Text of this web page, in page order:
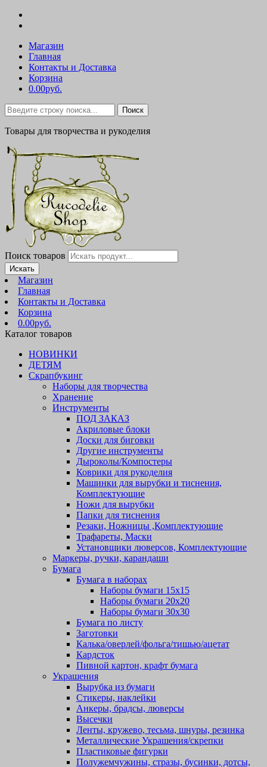
Магазин
Главная
Контакты и Доставка
Корзина
0.00руб.
Поиск
Товары для творчества и рукоделия
Поиск товаров
Искать
Магазин
Главная
Контакты и Доставка
Корзина
0.00руб.
Каталог товаров
НОВИНКИ
ДЕТЯМ
Скрапбукинг
Наборы для творчества
Хранение
Инструменты
ПОД ЗАКАЗ
Акриловые блоки
Доски для биговки
Другие инструменты
Дыроколы/Компостеры
Коврики для рукоделия
Машинки для вырубки и тиснения,
Комплектующие
Ножи для вырубки
Папки для тиснения
Резаки, Ножницы ,Комплектующие
Трафареты, Маски
Установщики люверсов, Комплектующие
Маркеры, ручки, карандаши
Бумага
Бумага в наборах
Наборы бумаги 15х15
Наборы бумаги 20х20
Наборы бумаги 30х30
Бумага по листу
Заготовки
Калька/оверлей/фольга/тишью/ацетат
Кардсток
Пивной картон, крафт бумага
Украшения
Вырубка из бумаги
Стикеры, наклейки
Анкеры, брадсы, люверсы
Высечки
Ленты, кружево, тесьма, шнуры, резинка
Металлические Украшения/скрепки
Пластиковые фигурки
Полужемчужины, стразы, бусинки, дотсы,